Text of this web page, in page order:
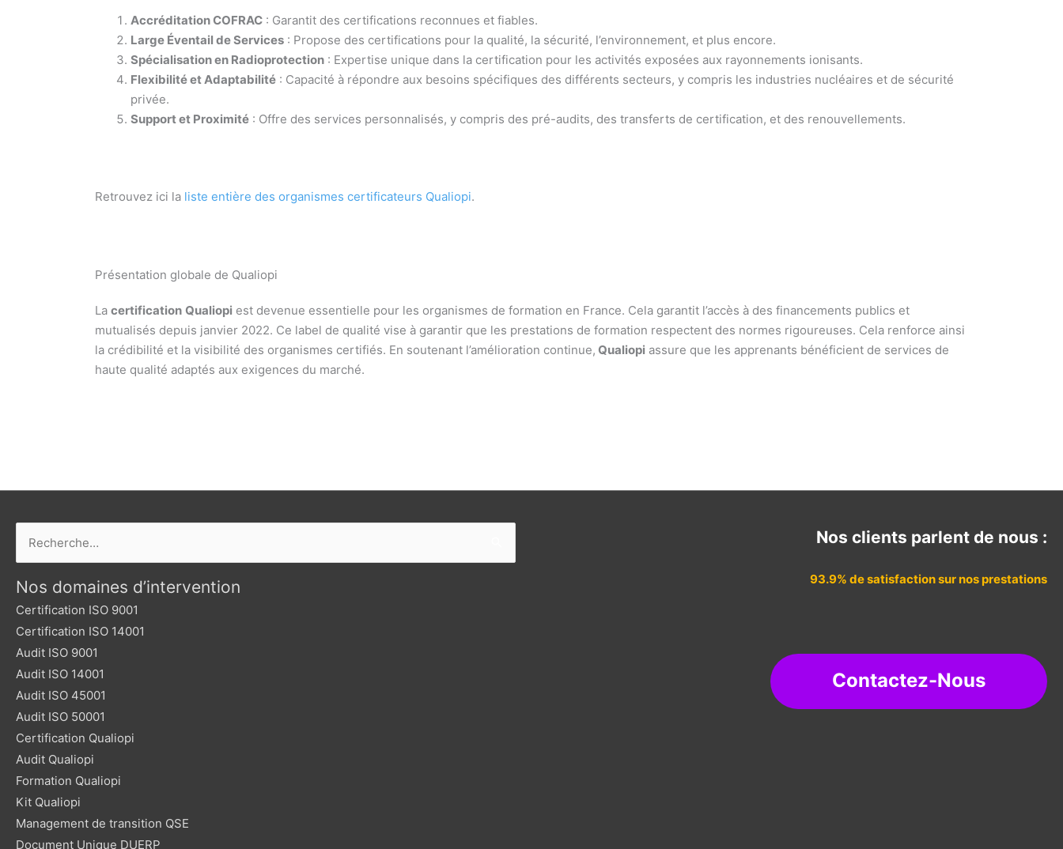
Accréditation COFRAC : Garantit des certifications reconnues et fiables.
Large Éventail de Services : Propose des certifications pour la qualité, la sécurité, l’environnement, et plus encore.
Spécialisation en Radioprotection : Expertise unique dans la certification pour les activités exposées aux rayonnements ionisants.
Flexibilité et Adaptabilité : Capacité à répondre aux besoins spécifiques des différents secteurs, y compris les industries nucléaires et de sécurité
privée.
Support et Proximité : Offre des services personnalisés, y compris des pré-audits, des transferts de certification, et des renouvellements.
Retrouvez ici la liste entière des organismes certificateurs Qualiopi.
Présentation globale de Qualiopi
Lacertification Qualiopi est devenue essentielle pour les organismes de formation en France. Cela garantit l’accès à des financements publics et
mutualisés depuis janvier 2022. Ce label de qualité vise à garantir que les prestations de formation respectent des normes rigoureuses. Cela renforce ainsi
la crédibilité et la visibilité des organismes certifiés. En soutenant l’amélioration continue, Qualiopi assure que les apprenants bénéficient de services de
haute qualité adaptés aux exigences du marché.
Nos domaines d’intervention
Certification ISO 9001
Certification ISO 14001
Audit ISO 9001
Audit ISO 14001
Audit ISO 45001
Audit ISO 50001
Certification Qualiopi
Audit Qualiopi
Formation Qualiopi
Kit Qualiopi
Management de transition QSE
Document Unique DUERP
Nos clients parlent de nous :
93.9% de satisfaction sur nos prestations
Contactez-Nous